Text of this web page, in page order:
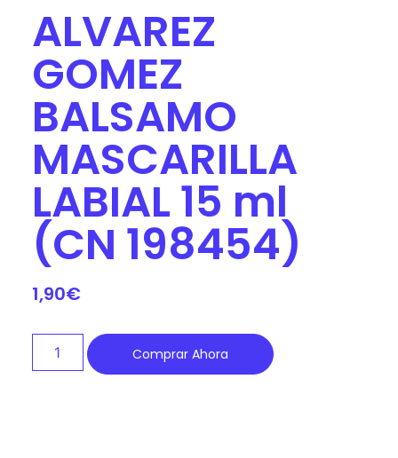
ALVAREZ
GOMEZ
BALSAMO
MASCARILLA
LABIAL 15 ml
(CN 198454)
1,90€
Comprar Ahora